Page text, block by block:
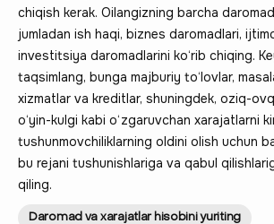
chiqish kerak. Oilangizning barcha
jumladan ish haqi, biznes daromadlari,
investitsiya daromadlarini ko‘rib chiqing.
taqsimlang, bunga majburiy to‘lovlar,
xizmatlar va kreditlar, shuningdek, oziq-
o‘yin-kulgi kabi o‘zgaruvchan xarajatlarni
tushunmovchiliklarning oldini olish uchun
bu rejani tushunishlariga va qabul
qiling.
Daromad va xarajatlar hisobini yuriting